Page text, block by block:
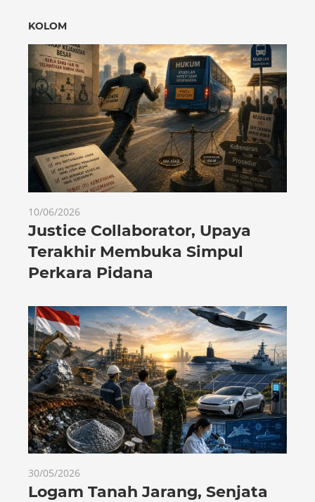
KOLOM
10/06/2026
Justice Collaborator, Upaya
Terakhir Membuka Simpul
Perkara Pidana
30/05/2026
Logam Tanah Jarang, Senjata